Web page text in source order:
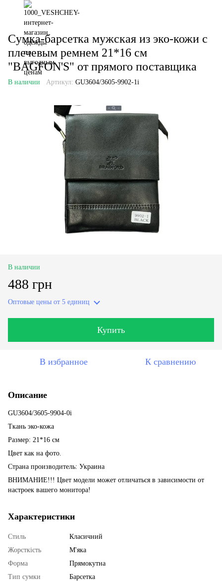
Cумка-барсетка мужская из эко-кожи с
плечевым ремнем 21*16 см
"BAGFON'S" от прямого поставщика
В наличии Артикул: GU3604/3605-9902-1i
В наличии
488 грн
Оптовые цены от 5 единиц
Купить
В избранное К сравнению
Описание
GU3604/3605-9904-0i
Ткань эко-кожа
Размер: 21*16 см
Цвет как на фото.
Страна производитель: Украина
ВНИМАНИЕ!!! Цвет модели может отличаться в зависимости от
настроек вашего монитора!
Характеристики
Стиль
Класичний
Жорсткість
М'яка
Форма
Прямокутна
Тип сумки
Барсетка